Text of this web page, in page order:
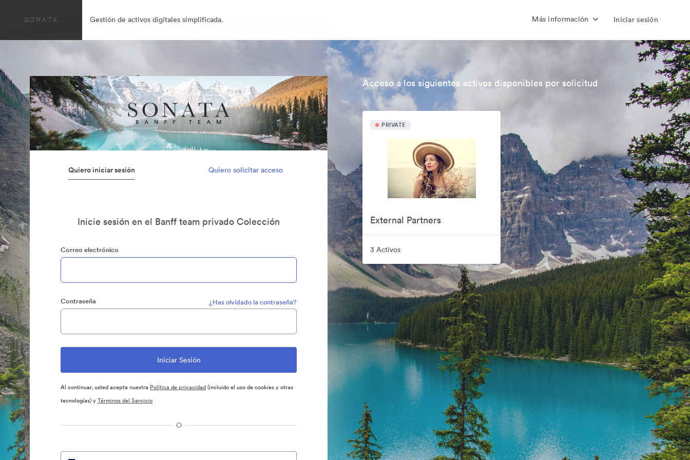
Gestión de activos digitales simplificada. Más información Iniciar sesión
Quiero iniciar sesión Quiero solicitar acceso
Inicie sesión en el Banff team privado Colección
Correo electrónico
Contraseña ¿Has olvidado la contraseña?
Al continuar, usted acepta nuestra Política de privacidad(incluido el uso de cookies y otras
tecnologías) yTérminos del Servicio
O
Acceso a los siguientes activos disponibles por solicitud
PRIVATE
External Partners
3 Activos